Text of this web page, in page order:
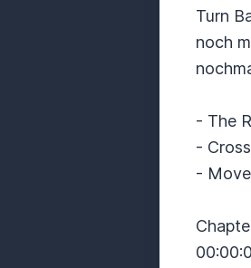
Turn
noch
- The
-
-